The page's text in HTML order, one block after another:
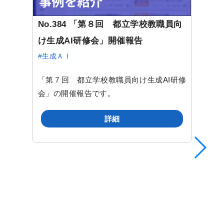
No.384 「第８回 都立学校教職員向
け生成AI研修会」開催報告
#生成ＡＩ
「第７回 都立学校教職員向け生成AI研修
会」の開催報告です。
詳細